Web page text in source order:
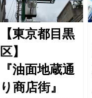
【東京都目黒
区】
『油面地蔵通
り商店街』